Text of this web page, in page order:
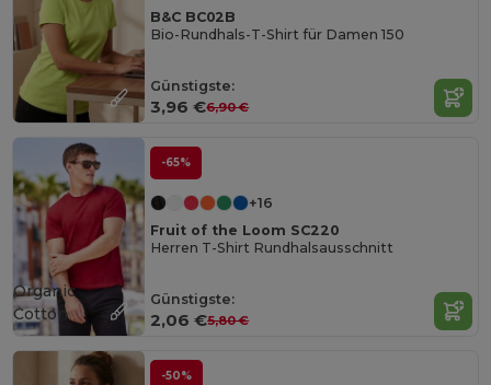
B&C BC02B
Bio-Rundhals-T-Shirt für Damen 150
Günstigste:
3,96 €6,90 €
-65%
+16
Fruit of the Loom SC220
Herren T-Shirt Rundhalsausschnitt
Günstigste:
2,06 €5,80 €
Organic
Cotton
-50%